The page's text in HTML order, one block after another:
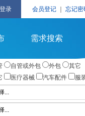
录 会员登记 忘记密
需求搜索
自管或外包 外包
其它
医疗器械 汽车配件
服